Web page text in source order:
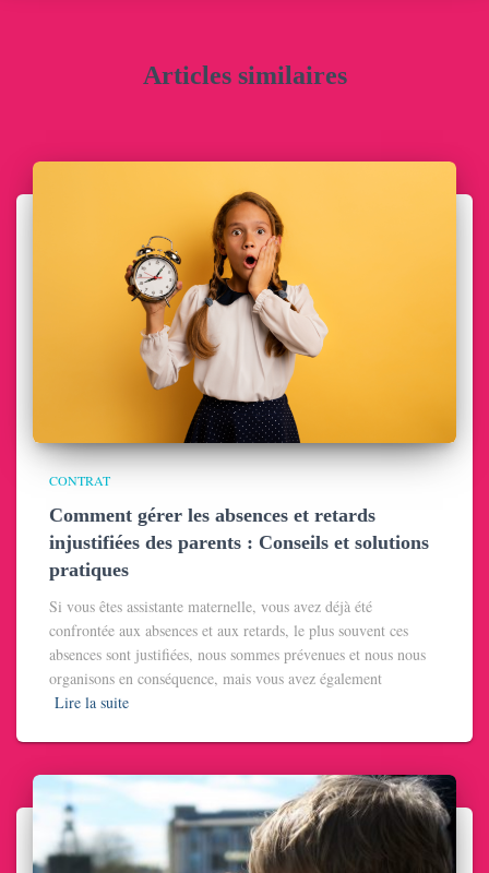
Articles similaires
CONTRAT
Comment gérer les absences et retards
injustifiées des parents : Conseils et solutions
pratiques
Si vous êtes assistante maternelle, vous avez déjà été
confrontée aux absences et aux retards, le plus souvent ces
absences sont justifiées, nous sommes prévenues et nous nous
organisons en conséquence, mais vous avez également
Lire la suite